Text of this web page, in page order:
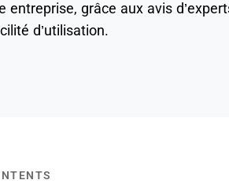
entreprise, grâce aux avis
d’utilisation.